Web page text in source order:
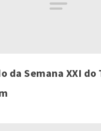
da Semana XXI do